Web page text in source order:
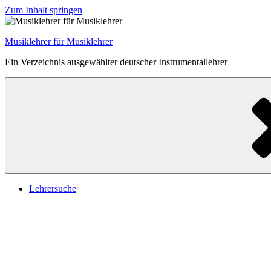
Zum Inhalt springen
Musiklehrer für Musiklehrer
Ein Verzeichnis ausgewählter deutscher Instrumentallehrer
Lehrersuche